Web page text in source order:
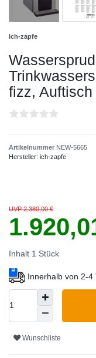
Ich-zapfe
fizz, Auftisch
Artikelnummer NEW-5665
Hersteller: ich-zapfe
UVP 2.380,00 €
Inhalt 1 Stück
Innerhalb von 2-
Wunschliste